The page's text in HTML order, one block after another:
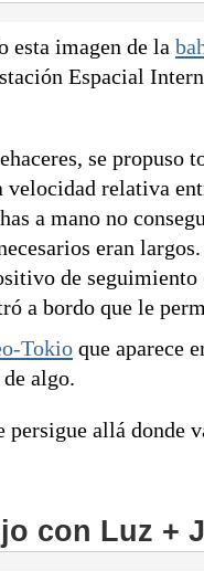
esta imagen de la
Espacial
se propuso
velocidad relativa
a mano no
eran
de
a bordo que le
Tokio que aparece
algo.
persigue allá donde
con Luz +